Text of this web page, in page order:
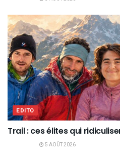
EDITO
Trail : ces élites qui
5 AOÛT 2026